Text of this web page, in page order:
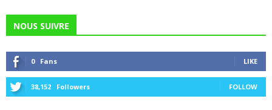
NOUS SUIVRE
0 Fans LIKE
38,152 Followers FOLLOW